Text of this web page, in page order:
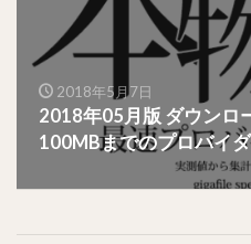
2018年5月7日
2018年05月版 ダウンロ
100MBまでのプロバイ